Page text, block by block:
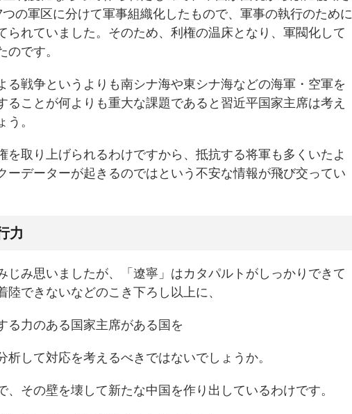
の軍区に分けて軍事組織化したもので、軍事の執行のために
られていました。そのため、利権の温床となり、軍閥化して
のです。
る戦争というよりも南シナ海や東シナ海などの海軍・空軍を
ることが何よりも重大な課題であると習近平国家主席は考え
。
を取り上げられるわけですから、抵抗する将軍も多くいたよ
ーデーターが起きるのではという不安な情報が飛び交ってい
力
じみ思いましたが、「遼寧」はカタパルトがしっかりできて
陸できないなどのこき下ろし以上に、
る力のある国家主席がある国を
析して対応を考えるべきではないでしょうか。
、その壁を壊して新たな中国を作り出しているわけです。